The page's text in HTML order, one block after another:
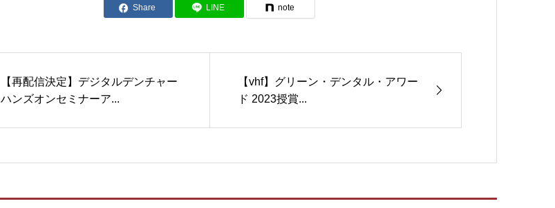
Share LINE note
【再配信決定】デジタルデンチャー
ハンズオンセミナーア...
【vhf】グリーン・デンタル・アワー
ド 2023授賞...